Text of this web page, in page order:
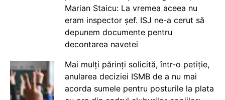
Marian Staicu: La vremea aceea nu
eram inspector șef. ISJ ne-a cerut să
depunem documente pentru
decontarea navetei
Mai mulți părinți solicită, într-o petiție,
anularea deciziei ISMB de a nu mai
acorda sumele pentru posturile la plata